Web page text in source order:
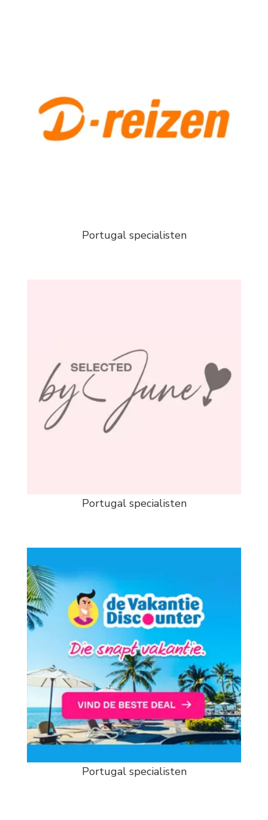
Portugal specialisten
Portugal specialisten
Portugal specialisten